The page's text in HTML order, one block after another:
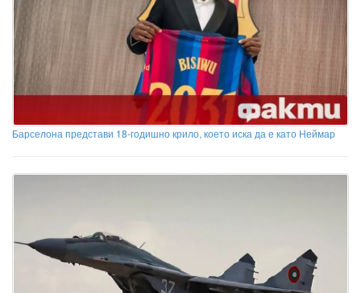
Барселона представи 18-годишно крило, което иска да е като Неймар